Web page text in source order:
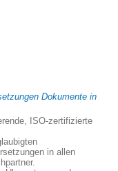
Dokumente in
ISO-zertifizierte
in allen